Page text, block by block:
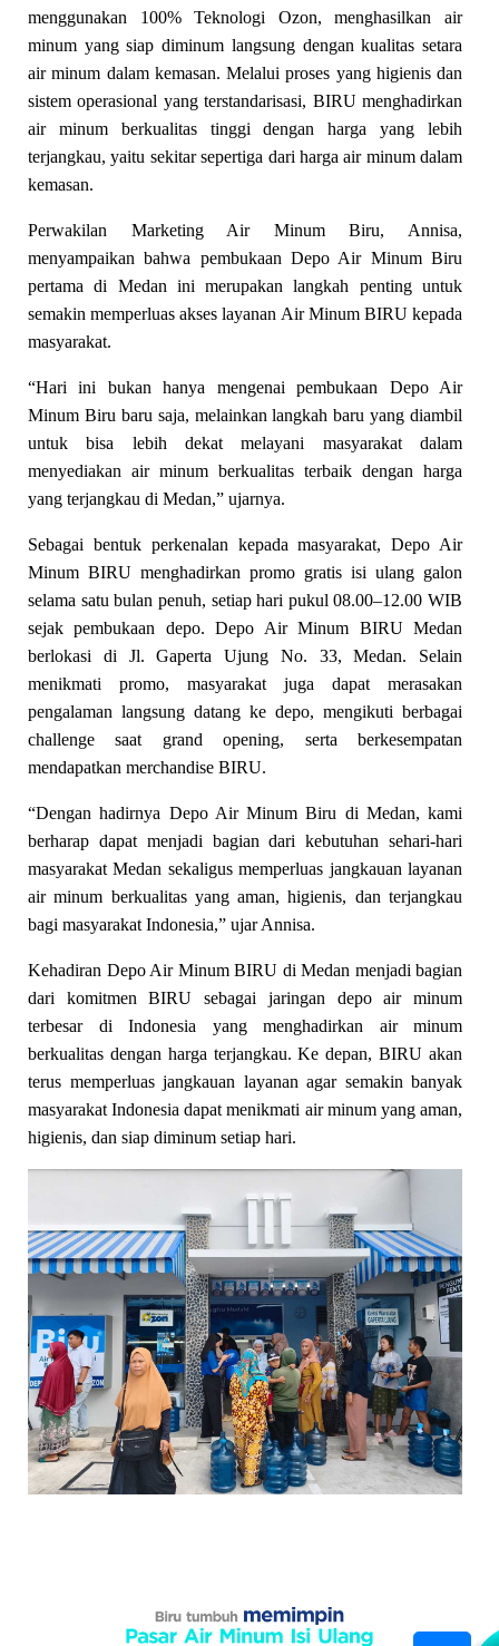
menggunakan 100% Teknologi Ozon, menghasilkan air
minum yang siap diminum langsung dengan kualitas setara
air minum dalam kemasan. Melalui proses yang higienis dan
sistem operasional yang terstandarisasi, BIRU menghadirkan
air minum berkualitas tinggi dengan harga yang lebih
terjangkau, yaitu sekitar sepertiga dari harga air minum dalam
kemasan.
Perwakilan Marketing Air Minum Biru, Annisa,
menyampaikan bahwa pembukaan Depo Air Minum Biru
pertama di Medan ini merupakan langkah penting untuk
semakin memperluas akses layanan Air Minum BIRU kepada
masyarakat.
“Hari ini bukan hanya mengenai pembukaan Depo Air
Minum Biru baru saja, melainkan langkah baru yang diambil
untuk bisa lebih dekat melayani masyarakat dalam
menyediakan air minum berkualitas terbaik dengan harga
yang terjangkau di Medan,” ujarnya.
Sebagai bentuk perkenalan kepada masyarakat, Depo Air
Minum BIRU menghadirkan promo gratis isi ulang galon
selama satu bulan penuh, setiap hari pukul 08.00–12.00 WIB
sejak pembukaan depo. Depo Air Minum BIRU Medan
berlokasi di Jl. Gaperta Ujung No. 33, Medan. Selain
menikmati promo, masyarakat juga dapat merasakan
pengalaman langsung datang ke depo, mengikuti berbagai
challenge saat grand opening, serta berkesempatan
mendapatkan merchandise BIRU.
“Dengan hadirnya Depo Air Minum Biru di Medan, kami
berharap dapat menjadi bagian dari kebutuhan sehari-hari
masyarakat Medan sekaligus memperluas jangkauan layanan
air minum berkualitas yang aman, higienis, dan terjangkau
bagi masyarakat Indonesia,” ujar Annisa.
Kehadiran Depo Air Minum BIRU di Medan menjadi bagian
dari komitmen BIRU sebagai jaringan depo air minum
terbesar di Indonesia yang menghadirkan air minum
berkualitas dengan harga terjangkau. Ke depan, BIRU akan
terus memperluas jangkauan layanan agar semakin banyak
masyarakat Indonesia dapat menikmati air minum yang aman,
higienis, dan siap diminum setiap hari.